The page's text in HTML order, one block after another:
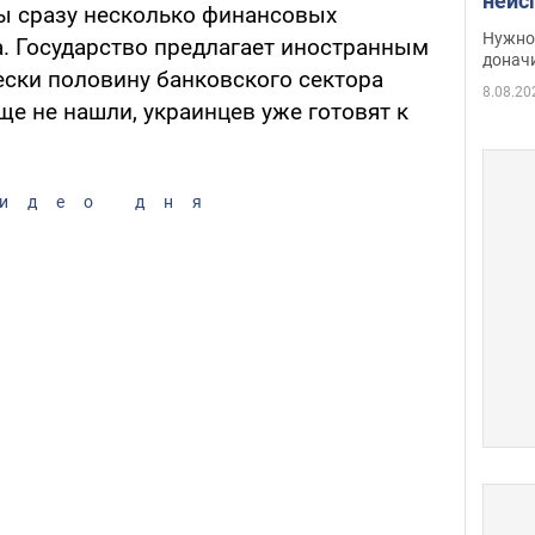
сразу несколько финансовых
Государство предлагает иностранным
половину банковского сектора
не нашли, украинцев уже готовят к
дня
Нужно